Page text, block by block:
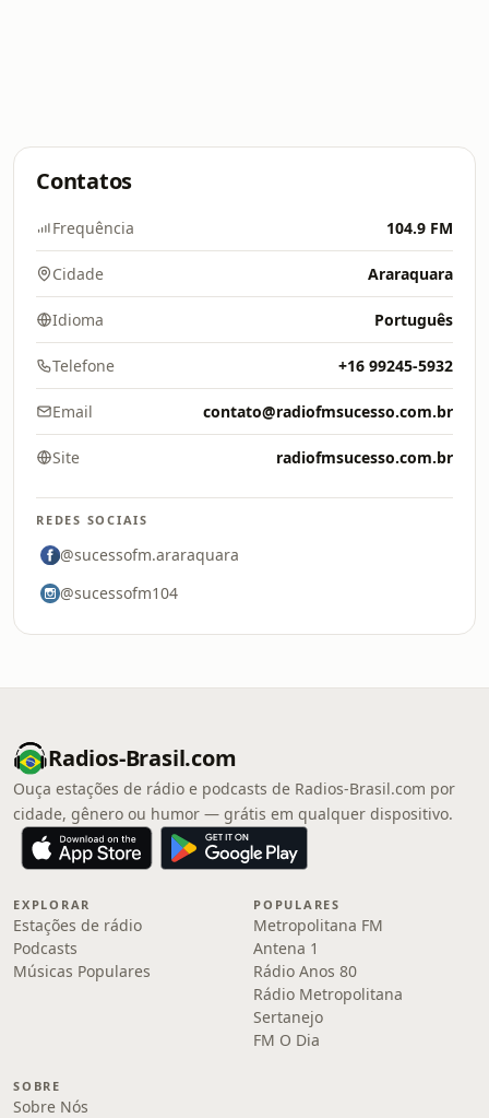
Contatos
Frequência 104.9 FM
Cidade Araraquara
Idioma Português
Telefone +16 99245-5932
Email contato@radiofmsucesso.com.br
Site radiofmsucesso.com.br
REDES SOCIAIS
@sucessofm.araraquara
@sucessofm104
Radios-Brasil.com
Ouça estações de rádio e podcasts de Radios-Brasil.com por
cidade, gênero ou humor — grátis em qualquer dispositivo.
EXPLORAR
Estações de rádio
Podcasts
Músicas Populares
POPULARES
Metropolitana FM
Antena 1
Rádio Anos 80
Rádio Metropolitana
Sertanejo
FM O Dia
SOBRE
Sobre Nós